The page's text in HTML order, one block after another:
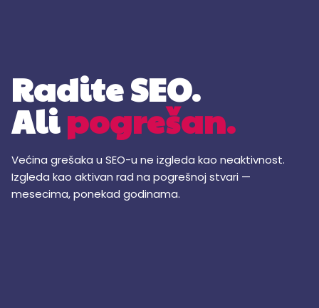
Radite SEO.
Alipogrešan.
Većina grešaka u SEO-u ne izgleda kao neaktivnost.
Izgleda kao aktivan rad na pogrešnoj stvari —
mesecima, ponekad godinama.